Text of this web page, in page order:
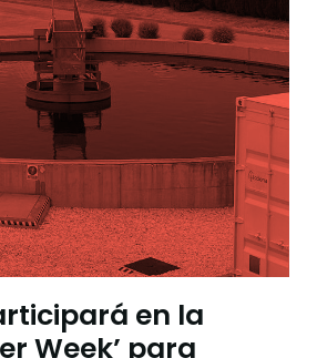
en la
Week’ para